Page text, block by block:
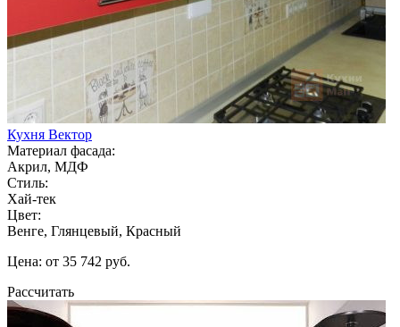
Кухня Вектор
Материал фасада:
Акрил, МДФ
Стиль:
Хай-тек
Цвет:
Венге, Глянцевый, Красный
Цена: от 35 742 руб.
Рассчитать